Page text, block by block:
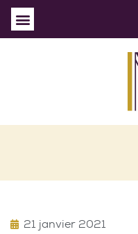
21 janvier 2021